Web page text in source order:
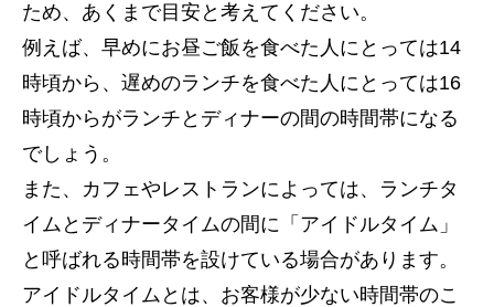
ため、あくまで目安と考えてください。
例えば、早めにお昼ご飯を食べた人にとっては14
時頃から、遅めのランチを食べた人にとっては16
時頃からがランチとディナーの間の時間帯になる
でしょう。
また、カフェやレストランによっては、ランチタ
イムとディナータイムの間に「アイドルタイム」
と呼ばれる時間帯を設けている場合があります。
アイドルタイムとは、お客様が少ない時間帯のこ